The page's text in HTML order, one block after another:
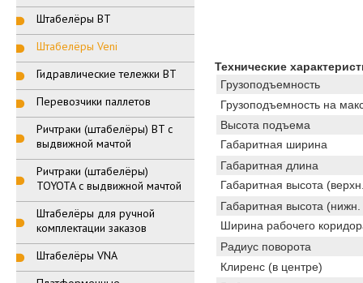
Штабелёры BT
Штабелёры Veni
Гидравлические тележки BT
Перевозчики паллетов
Ричтраки (штабелёры) BT с
выдвижной мачтой
Ричтраки (штабелёры)
TOYOTA с выдвижной мачтой
Штабелёры для ручной
комплектации заказов
Штабелёры VNA
Технические
Грузоподъемность
Грузоподъемность на
Высота подъема
Габаритная ширина
Габаритная длина
Габаритная высота
Габаритная высота
Ширина рабочего
Радиус поворота
Клиренс (в центре)